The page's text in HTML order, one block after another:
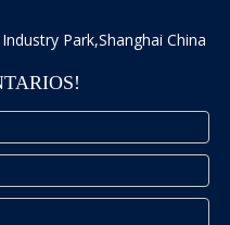
Park,Shanghai China